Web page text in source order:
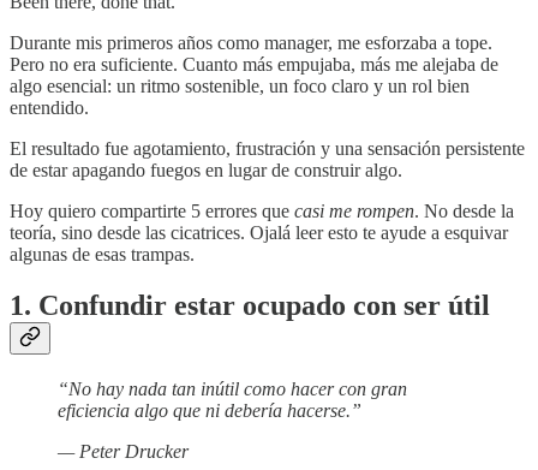
Durante mis primeros años como manager, me esforzaba a tope.
Pero no era suficiente. Cuanto más empujaba, más me alejaba de
algo esencial: un ritmo sostenible, un foco claro y un rol bien
entendido.
El resultado fue agotamiento, frustración y una sensación persistente
de estar apagando fuegos en lugar de construir algo.
Hoy quiero compartirte 5 errores que casi me rompen. No desde la
teoría, sino desde las cicatrices. Ojalá leer esto te ayude a esquivar
algunas de esas trampas.
1. Confundir estar ocupado con ser útil
“No hay nada tan inútil como hacer con gran
eficiencia algo que ni debería hacerse.”
— Peter Drucker